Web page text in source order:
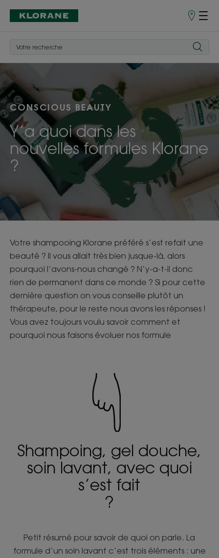
Points
CONSCIOUS BEAUTY
Y’a quoi dans les
nouvelles formules Klorane
?
Votre shampooing Klorane préféré s’est refait une
beauté ? Il vous allait très bien jusque-là, alors
pourquoi l’avons-nous changé ? N’y-a-t-il donc
rien de permanent dans ce monde ? Si pour cette
dernière question on vous conseille plutôt un
thérapeute, pour le reste nous avons les réponses !
Vous avez toujours voulu savoir comment et
pourquoi nous faisons évoluer nos formule
Shampoing, gel douche,
soin lavant, avec quoi
s’est fait
?
Petit résumé pour savoir de quoi on parle. La
formule d’un soin lavant c’est trois éléments : une